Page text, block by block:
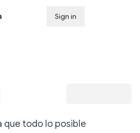
Sign in
que todo lo posible